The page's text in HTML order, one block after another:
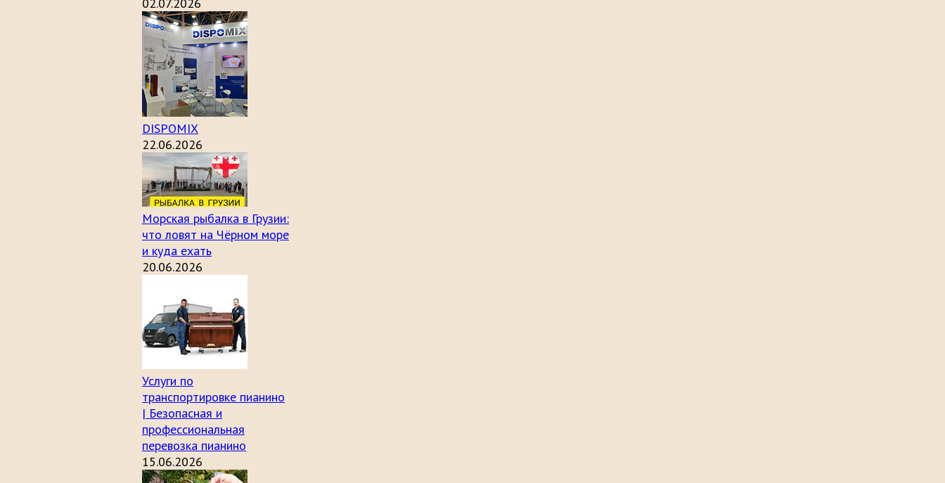
DISPOMIX
22.06.2026
Морская рыбалка в Грузии:
что ловят на Чёрном море
и куда ехать
20.06.2026
Услуги по
транспортировке пианино
| Безопасная и
профессиональная
перевозка пианино
15.06.2026